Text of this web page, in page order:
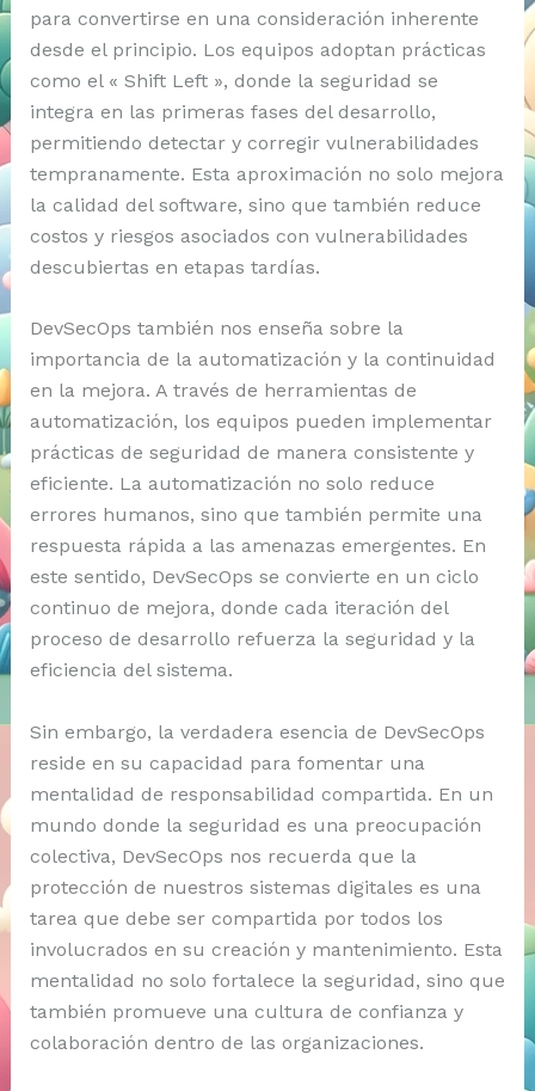
para convertirse en una consideración inherente
desde el principio. Los equipos adoptan prácticas
como el « Shift Left », donde la seguridad se
integra en las primeras fases del desarrollo,
permitiendo detectar y corregir vulnerabilidades
tempranamente. Esta aproximación no solo mejora
la calidad del software, sino que también reduce
costos y riesgos asociados con vulnerabilidades
descubiertas en etapas tardías.
DevSecOps también nos enseña sobre la
importancia de la automatización y la continuidad
en la mejora. A través de herramientas de
automatización, los equipos pueden implementar
prácticas de seguridad de manera consistente y
eficiente. La automatización no solo reduce
errores humanos, sino que también permite una
respuesta rápida a las amenazas emergentes. En
este sentido, DevSecOps se convierte en un ciclo
continuo de mejora, donde cada iteración del
proceso de desarrollo refuerza la seguridad y la
eficiencia del sistema.
Sin embargo, la verdadera esencia de DevSecOps
reside en su capacidad para fomentar una
mentalidad de responsabilidad compartida. En un
mundo donde la seguridad es una preocupación
colectiva, DevSecOps nos recuerda que la
protección de nuestros sistemas digitales es una
tarea que debe ser compartida por todos los
involucrados en su creación y mantenimiento. Esta
mentalidad no solo fortalece la seguridad, sino que
también promueve una cultura de confianza y
colaboración dentro de las organizaciones.